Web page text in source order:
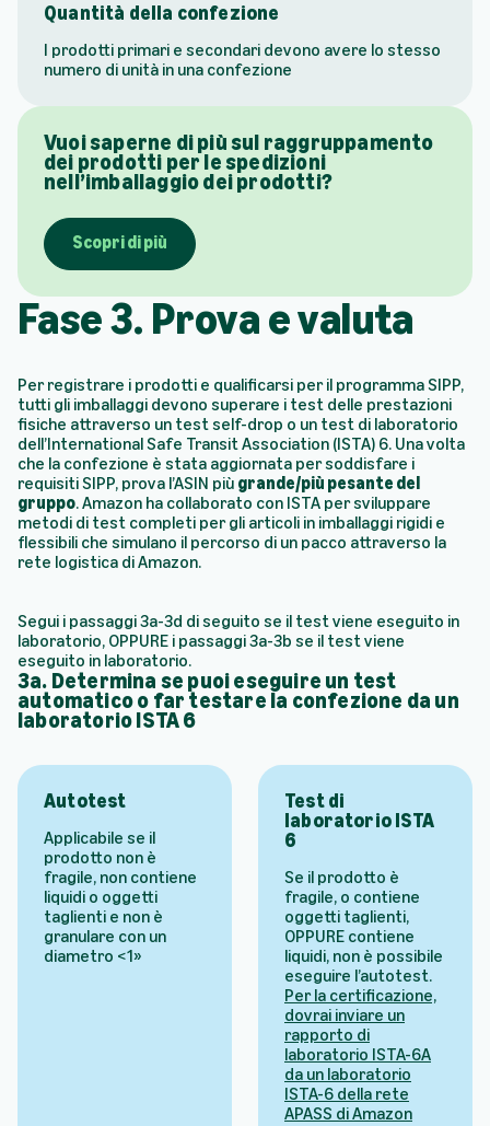
Quantità della confezione
I prodotti primari e secondari devono avere lo stesso
numero di unità in una confezione
Vuoi saperne di più sul raggruppamento
dei prodotti per le spedizioni
nell’imballaggio dei prodotti?
Scopri di più
Fase 3. Prova e valuta
Per registrare i prodotti e qualificarsi per il programma SIPP,
tutti gli imballaggi devono superare i test delle prestazioni
fisiche attraverso un test self-drop o un test di laboratorio
dell’International Safe Transit Association (ISTA) 6. Una volta
che la confezione è stata aggiornata per soddisfare i
requisiti SIPP, prova l’ASIN più grande/più pesante del
gruppo. Amazon ha collaborato con ISTA per sviluppare
metodi di test completi per gli articoli in imballaggi rigidi e
flessibili che simulano il percorso di un pacco attraverso la
rete logistica di Amazon.
Segui i passaggi 3a-3d di seguito se il test viene eseguito in
laboratorio, OPPURE i passaggi 3a-3b se il test viene
eseguito in laboratorio.
3a. Determina se puoi eseguire un test
automatico o far testare la confezione da un
laboratorio ISTA 6
Autotest
Applicabile se il
prodotto non è
fragile, non contiene
liquidi o oggetti
taglienti e non è
granulare con un
diametro <1»
Test di
laboratorio ISTA
6
Se il prodotto è
fragile, o contiene
oggetti taglienti,
OPPURE contiene
liquidi, non è possibile
eseguire l’autotest.
Per la certificazione,
dovrai inviare un
rapporto di
laboratorio ISTA-6A
da un laboratorio
ISTA-6 della rete
APASS di Amazon